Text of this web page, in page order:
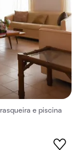
e piscina